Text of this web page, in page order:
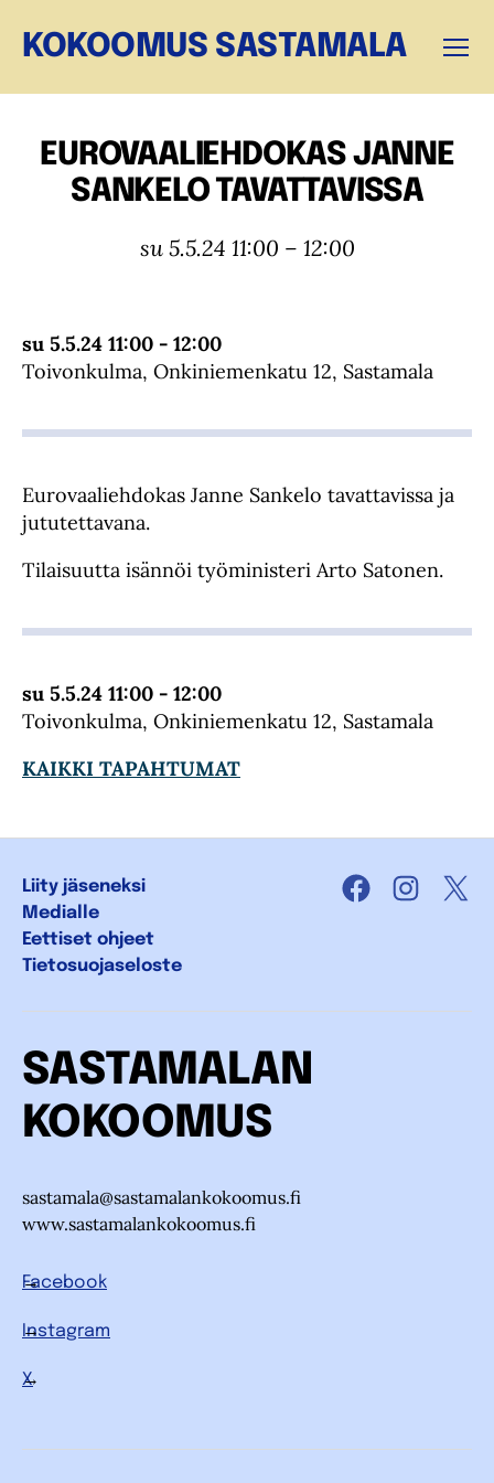
KOKOOMUS SASTAMALA
EUROVAALIEHDOKAS JANNE
SANKELO TAVATTAVISSA
su 5.5.24 11:00 – 12:00
su 5.5.24 11:00 - 12:00
Toivonkulma, Onkiniemenkatu 12, Sastamala
Eurovaaliehdokas Janne Sankelo tavattavissa ja
jututettavana.
Tilaisuutta isännöi työministeri Arto Satonen.
su 5.5.24 11:00 - 12:00
Toivonkulma, Onkiniemenkatu 12, Sastamala
KAIKKI TAPAHTUMAT
Liity jäseneksi
Medialle
Eettiset ohjeet
Tietosuojaseloste
Facebook X
SASTAMALAN
KOKOOMUS
sastamala@sastamalankokoomus.fi
www.sastamalankokoomus.fi
Facebook
Instagram
X